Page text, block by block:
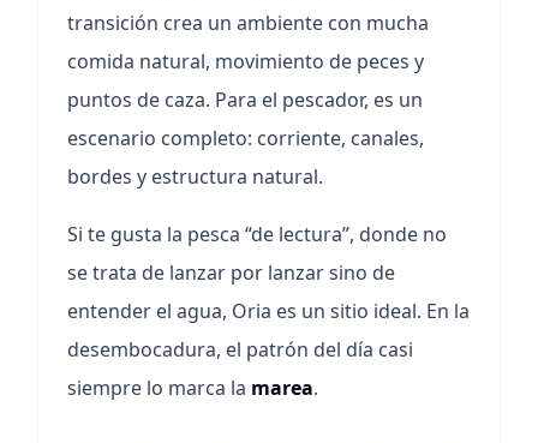
transición crea un ambiente con mucha
comida natural, movimiento de peces y
puntos de caza. Para el pescador, es un
escenario completo: corriente, canales,
bordes y estructura natural.
Si te gusta la pesca “de lectura”, donde no
se trata de lanzar por lanzar sino de
entender el agua, Oria es un sitio ideal. En la
desembocadura, el patrón del día casi
siempre lo marca la marea.